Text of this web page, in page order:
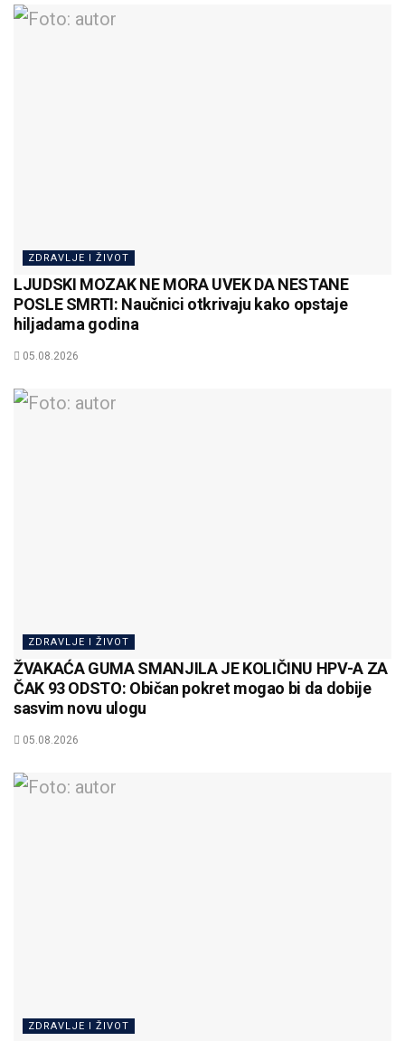
ZDRAVLJE I ŽIVOT
LJUDSKI MOZAK NE MORA UVEK DA NESTANE
POSLE SMRTI: Naučnici otkrivaju kako opstaje
hiljadama godina
05.08.2026
ZDRAVLJE I ŽIVOT
ŽVAKAĆA GUMA SMANJILA JE KOLIČINU HPV-A ZA
ČAK 93 ODSTO: Običan pokret mogao bi da dobije
sasvim novu ulogu
05.08.2026
ZDRAVLJE I ŽIVOT